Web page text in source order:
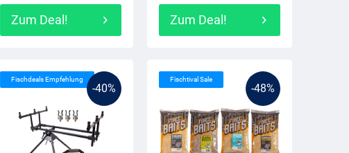
Zum Deal! Zum Deal!
-40%
Fischdeals Empfehlung
-48%
Fischtival Sale